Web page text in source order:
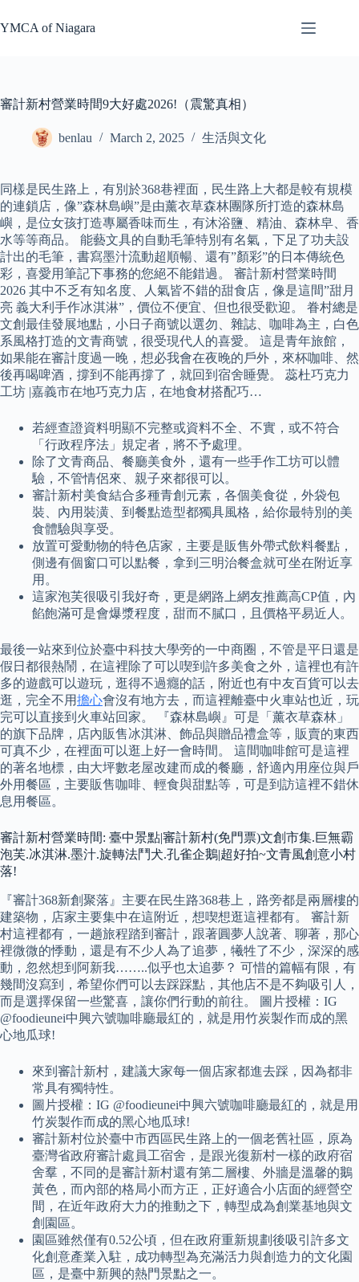
to
content
YMCA of Niagara
審計新村營業時間9大好處2026!（震驚真相）
benlau March 2, 2025 生活與文化
同樣是民生路上，有別於368巷裡面，民生路上大都是較有規模
的連鎖店，像”森林島嶼”是由薰衣草森林團隊所打造的森林島
嶼，是位女孩打造專屬香味而生，有沐浴鹽、精油、森林皁、香
水等等商品。 能藝文具的自動毛筆特別有名氣，下足了功夫設
計出的毛筆，書寫墨汁流動超順暢、還有”顏彩”的日本傳統色
彩，喜愛用筆記下事務的您絕不能錯過。 審計新村營業時間
2026 其中不乏有知名度、人氣皆不錯的甜食店，像是這間”甜月
亮 義大利手作冰淇淋”，價位不便宜、但也很受歡迎。 眷村總是
文創最佳發展地點，小日子商號以選勿、雜誌、咖啡為主，白色
系風格打造的文青商號，很受現代人的喜愛。 這是青年旅館，
如果能在審計度過一晚，想必我會在夜晚的戶外，來杯咖啡、然
後再喝啤酒，撐到不能再撐了，就回到宿舍睡覺。 蕊杜巧克力
工坊 |嘉義市在地巧克力店，在地食材搭配巧…
若經查證資料明顯不完整或資料不全、不實，或不符合
「行政程序法」規定者，將不予處理。
除了文青商品、餐廳美食外，還有一些手作工坊可以體
驗，不管情侶來、親子來都很可以。
審計新村美食結合多種青創元素，各個美食從，外袋包
裝、內用裝潢、到餐點造型都獨具風格，給你最特別的美
食體驗與享受。
放置可愛動物的特色店家，主要是販售外帶式飲料餐點，
側邊有個窗口可以點餐，拿到三明治餐盒就可坐在附近享
用。
這家泡芙很吸引我好奇，更是網路上網友推薦高CP值，內
餡飽滿可是會爆漿程度，甜而不膩口，且價格平易近人。
最後一站來到位於臺中科技大學旁的一中商圈，不管是平日還是
假日都很熱鬧，在這裡除了可以喫到許多美食之外，這裡也有許
多的遊戲可以遊玩，逛得不過癮的話，附近也有中友百貨可以去
逛，完全不用擔心會沒有地方去，而這裡離臺中火車站也近，玩
完可以直接到火車站回家。 『森林島嶼』可是「薰衣草森林」
的旗下品牌，店內販售冰淇淋、飾品與贈品禮盒等，販賣的東西
可真不少，在裡面可以逛上好一會時間。 這間咖啡館可是這裡
的著名地標，由大坪數老屋改建而成的餐廳，舒適內用座位與戶
外用餐區，主要販售咖啡、輕食與甜點等，可是到訪這裡不錯休
息用餐區。
審計新村營業時間: 臺中景點|審計新村(免門票)文創市集.巨無霸
泡芙.冰淇淋.墨汁.旋轉法鬥犬.孔雀企鵝|超好拍~文青風創意小村
落!
『審計368新創聚落』主要在民生路368巷上，路旁都是兩層樓的
建築物，店家主要集中在這附近，想喫想逛這裡都有。 審計新
村這裡都有，一趟旅程踏到審計，跟著圓夢人說著、聊著，那心
裡微微的悸動，還是有不少人為了追夢，犧牲了不少，深深的感
動，忽然想到阿新我……..似乎也太追夢？ 可惜的篇幅有限，有
幾間沒寫到，希望你們可以去踩踩點，其他店不是不夠吸引人，
而是選擇保留一些驚喜，讓你們行動的前往。 圖片授權：IG
@foodieunei中興六號咖啡廳最紅的，就是用竹炭製作而成的黑
心地瓜球!
來到審計新村，建議大家每一個店家都進去踩，因為都非
常具有獨特性。
圖片授權：IG @foodieunei中興六號咖啡廳最紅的，就是用
竹炭製作而成的黑心地瓜球!
審計新村位於臺中市西區民生路上的一個老舊社區，原為
臺灣省政府審計處員工宿舍，是跟光復新村一樣的政府宿
舍羣，不同的是審計新村還有第二層樓、外牆是溫馨的鵝
黃色，而內部的格局小而方正，正好適合小店面的經營空
間，在近年政府大力的推動之下，轉型成為創業基地與文
創園區。
園區雖然僅有0.52公頃，但在政府重新規劃後吸引許多文
化創意產業入駐，成功轉型為充滿活力與創造力的文化園
區，是臺中新興的熱門景點之一。